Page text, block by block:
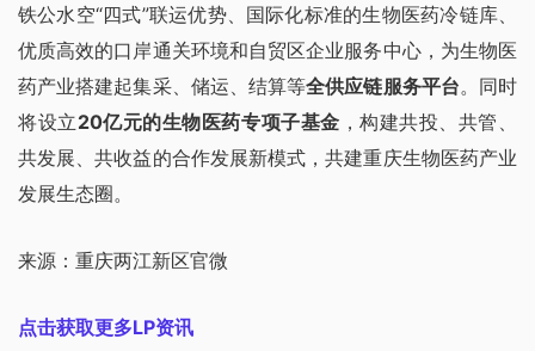
铁公水空“四式”联运优势、国际化标准的生物医药冷链库、
优质高效的口岸通关环境和自贸区企业服务中心，为生物医
药产业搭建起集采、储运、结算等全供应链服务平台。同时
将设立20亿元的生物医药专项子基金 ，构建共投、共管、
共发展、共收益的合作发展新模式，共建重庆生物医药产业
发展生态圈。
来源：重庆两江新区官微
点击获取更多LP资讯